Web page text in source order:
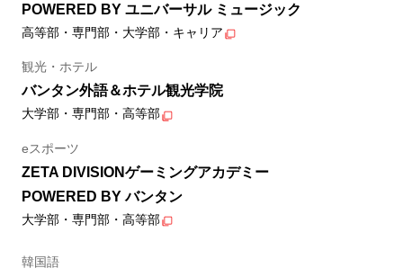
POWERED BY ユニバーサル ミュージック
高等部・専門部・大学部・キャリア
観光・ホテル
バンタン外語＆ホテル観光学院
大学部・専門部・高等部
eスポーツ
ZETA DIVISIONゲーミングアカデミー
POWERED BY バンタン
大学部・専門部・高等部
韓国語